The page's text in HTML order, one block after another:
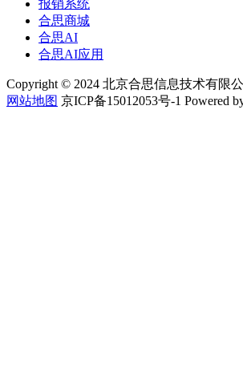
报销系统
合思商城
合思AI
合思AI应用
Copyright © 2024 北京合思信息技术有限
网站地图 京ICP备15012053号-1 Powered